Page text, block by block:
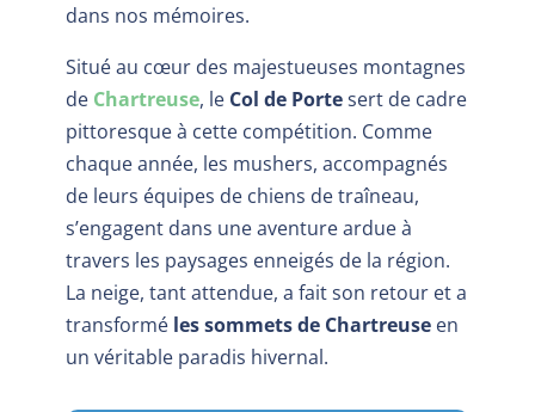
dans nos mémoires.
Situé au cœur des majestueuses montagnes
de Chartreuse, le Col de Portesert de cadre
pittoresque à cette compétition. Comme
chaque année, les mushers, accompagnés
de leurs équipes de chiens de traîneau,
s’engagent dans une aventure ardue à
travers les paysages enneigés de la région.
La neige, tant attendue, a fait son retour et a
transformé les sommets de Chartreuseen
un véritable paradis hivernal.